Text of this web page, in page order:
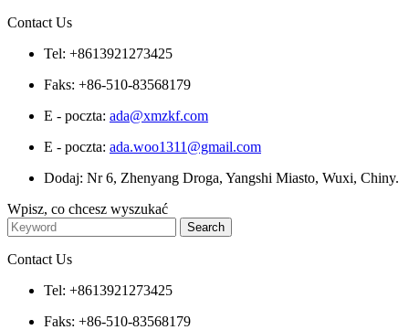
Contact Us
Tel: +8613921273425
Faks: +86-510-83568179
E - poczta: ada@xmzkf.com
E - poczta: ada.woo1311@gmail.com
Dodaj: Nr 6, Zhenyang Droga, Yangshi Miasto, Wuxi, Chiny.
Wpisz, co chcesz wyszukać
Contact Us
Tel: +8613921273425
Faks: +86-510-83568179